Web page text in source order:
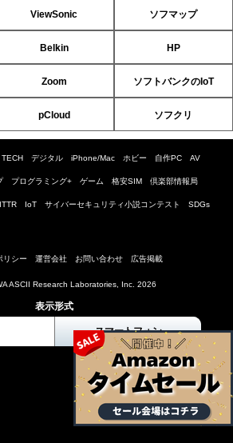
ViewSonic ソフマップ
Belkin HP
Zoom ソフトバンクのIoT
pCloud ソフクリ
TECH デジタル iPhone/Mac ホビー 自作PC AV
プログラミング+ ゲーム 格安SIM 倶楽部情報局
IoT サイバーセキュリティ小説コンテスト SDGs
リシー 運営会社 お問い合わせ 広告掲載
ASCII Research Laboratories, Inc. 2026
表示形式
スマートフォン